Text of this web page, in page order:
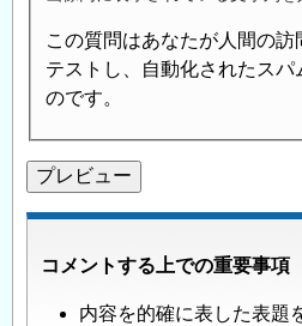
この質問はあなたが人間の
テストし、自動化されたスパ
のです。
コメントする上での重要事項
内容を的確に表した表題